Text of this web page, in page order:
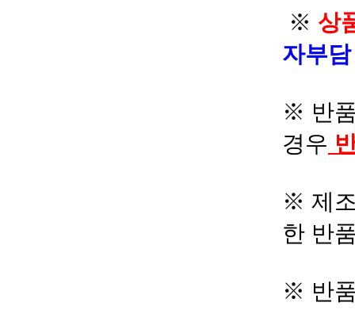
※ 상
자부
※ 반
경우
※ 제
한 반
※ 반